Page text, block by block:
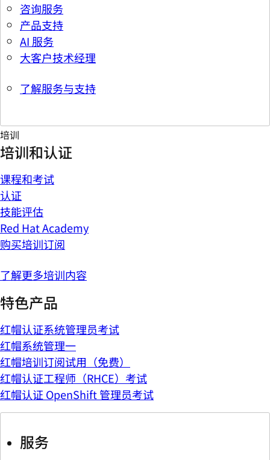
咨询服务
产品支持
AI 服务
大客户技术经理
了解服务与支持
培训
培训和认证
课程和考试
认证
技能评估
Red Hat Academy
购买培训订阅
了解更多培训内容
特色产品
红帽认证系统管理员考试
红帽系统管理一
红帽培训订阅试用（免费）
红帽认证工程师（RHCE）考试
红帽认证 OpenShift 管理员考试
服务